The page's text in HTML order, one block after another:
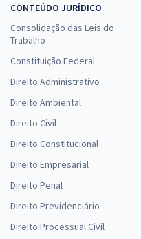
CONTEÚDO JURÍDICO
Consolidação das Leis do
Trabalho
Constituição Federal
Direito Administrativo
Direito Ambiental
Direito Civil
Direito Constitucional
Direito Empresarial
Direito Penal
Direito Previdenciário
Direito Processual Civil